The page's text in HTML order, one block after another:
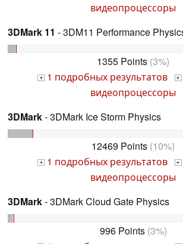
видеопроцессоры
3DMark 11 - 3DM11 Performance
1355 Points (3%)
+ 1 подробных результатов +
видеопроцессоры
3DMark- 3DMark Ice Storm Physics
12469 Points (10%)
+ 1 подробных результатов +
видеопроцессоры
3DMark- 3DMark Cloud Gate Physics
996 Points(3%)